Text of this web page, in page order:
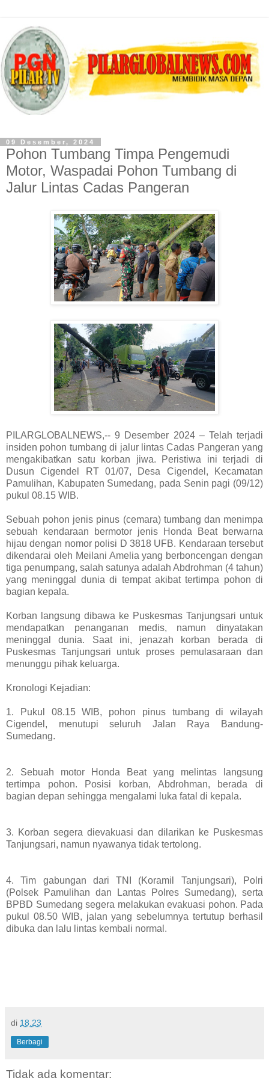
09 Desember, 2024
Pohon Tumbang Timpa Pengemudi
Motor, Waspadai Pohon Tumbang di
Jalur Lintas Cadas Pangeran
PILARGLOBALNEWS,-- 9 Desember 2024 – Telah terjadi
insiden pohon tumbang di jalur lintas Cadas Pangeran yang
mengakibatkan satu korban jiwa. Peristiwa ini terjadi di
Dusun Cigendel RT 01/07, Desa Cigendel, Kecamatan
Pamulihan, Kabupaten Sumedang, pada Senin pagi (09/12)
pukul 08.15 WIB.
Sebuah pohon jenis pinus (cemara) tumbang dan menimpa
sebuah kendaraan bermotor jenis Honda Beat berwarna
hijau dengan nomor polisi D 3818 UFB. Kendaraan tersebut
dikendarai oleh Meilani Amelia yang berboncengan dengan
tiga penumpang, salah satunya adalah Abdrohman (4 tahun)
yang meninggal dunia di tempat akibat tertimpa pohon di
bagian kepala.
Korban langsung dibawa ke Puskesmas Tanjungsari untuk
mendapatkan penanganan medis, namun dinyatakan
meninggal dunia. Saat ini, jenazah korban berada di
Puskesmas Tanjungsari untuk proses pemulasaraan dan
menunggu pihak keluarga.
Kronologi Kejadian:
1. Pukul 08.15 WIB, pohon pinus tumbang di wilayah
Cigendel, menutupi seluruh Jalan Raya Bandung-
Sumedang.
2. Sebuah motor Honda Beat yang melintas langsung
tertimpa pohon. Posisi korban, Abdrohman, berada di
bagian depan sehingga mengalami luka fatal di kepala.
3. Korban segera dievakuasi dan dilarikan ke Puskesmas
Tanjungsari, namun nyawanya tidak tertolong.
4. Tim gabungan dari TNI (Koramil Tanjungsari), Polri
(Polsek Pamulihan dan Lantas Polres Sumedang), serta
BPBD Sumedang segera melakukan evakuasi pohon. Pada
pukul 08.50 WIB, jalan yang sebelumnya tertutup berhasil
dibuka dan lalu lintas kembali normal.
di 18.23
Berbagi
Tidak ada komentar: